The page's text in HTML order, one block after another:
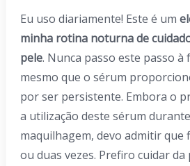
Eu uso diariamente! Este é um
minha rotina noturna de
pele. Nunca passo este passo
mesmo que o sérum
por ser persistente. Embora o
a utilização deste sérum
maquilhagem, devo admitir que
ou duas vezes. Prefiro cuidar da